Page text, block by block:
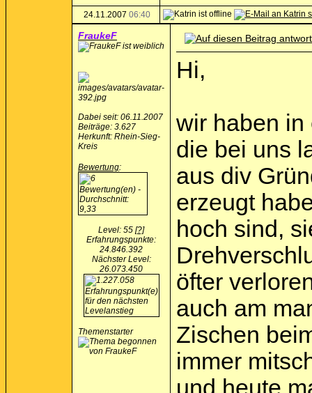
24.11.2007 06:40
FraukeF
Dabei seit: 06.11.2007
Beiträge: 3.627
Herkunft: Rhein-Sieg-
Kreis
Bewertung:
Level: 55 [?]
Erfahrungspunkte:
24.846.392
Nächster Level:
26.073.450
Themenstarter
Hi,
wir haben in
die bei uns
aus div
erzeugt
hoch sind,
öfter
auch am
Zischen
immer
und heute